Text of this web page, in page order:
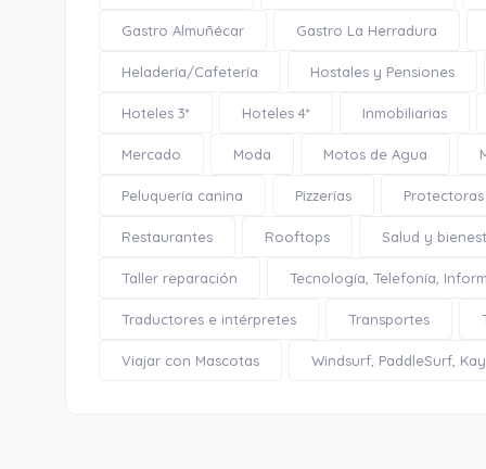
Gastro Almuñécar Gastro La Herradura
Heladería/Cafetería Hostales y Pensiones
Hoteles 3* Hoteles 4* Inmobiliarias
Mercado Moda Motos de Agua
Peluquería canina Pizzerías
Restaurantes Rooftops Salud y
Taller reparación Tecnología, Telefonía,
Traductores e intérpretes Transportes
Viajar con Mascotas Windsurf, PaddleSurf,